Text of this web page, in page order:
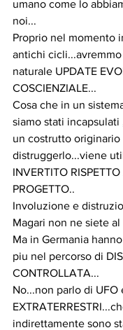
umano come lo
noi...
Proprio nel momento
antichi
naturale UPDATE
COSCIENZIALE...
Cosa che in un
siamo stati
un costrutto
distruggerlo...viene
INVERTITO
PROGETTO..
Involuzione e
Magari non ne siete
Ma in Germania
piu nel percorso di
CONTROLLATA...
No...non parlo di UFO
indirettamente sono